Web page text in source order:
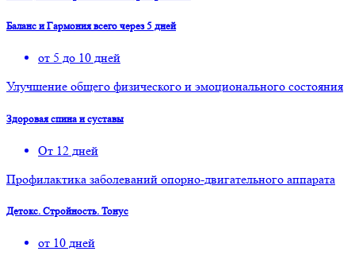
Баланс и Гармония всего через 5 дней
от 5 до 10 дней
Улучшение общего физического и эмоционального состояния
Здоровая спина и суставы
От 12 дней
Профилактика заболеваний опорно-двигательного аппарата
Детокс. Стройность. Тонус
от 10 дней